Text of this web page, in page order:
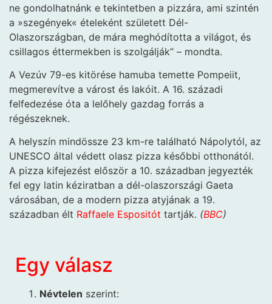
ne gondolhatnánk e tekintetben a pizzára, ami szintén
a »szegények« ételeként született Dél-
Olaszországban, de mára meghódította a világot, és
csillagos éttermekben is szolgálják” – mondta.
A Vezúv 79-es kitörése hamuba temette Pompeiit,
megmerevítve a várost és lakóit. A 16. századi
felfedezése óta a lelőhely gazdag forrás a
régészeknek.
A helyszín mindössze 23 km-re található Nápolytól, az
UNESCO által védett olasz pizza későbbi otthonától.
A pizza kifejezést először a 10. században jegyezték
fel egy latin kéziratban a dél-olaszországi Gaeta
városában, de a modern pizza atyjának a 19.
században élt Raffaele Espositót tartják. (BBC)
Egy válasz
Névtelen szerint: